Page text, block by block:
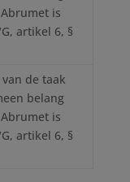
is
artikel 6, §
de taak
belang
is
artikel 6, §